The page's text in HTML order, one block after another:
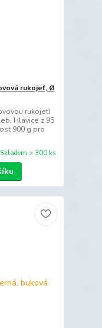
rukojeť, Ø
rukojetí
Hlavice z 95
900 g pro
Skladem > 300 ks